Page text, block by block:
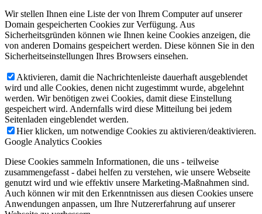
Wir stellen Ihnen eine Liste der von Ihrem Computer auf unserer
Domain gespeicherten Cookies zur Verfügung. Aus
Sicherheitsgründen können wie Ihnen keine Cookies anzeigen, die
von anderen Domains gespeichert werden. Diese können Sie in den
Sicherheitseinstellungen Ihres Browsers einsehen.
Aktivieren, damit die Nachrichtenleiste dauerhaft ausgeblendet
wird und alle Cookies, denen nicht zugestimmt wurde, abgelehnt
werden. Wir benötigen zwei Cookies, damit diese Einstellung
gespeichert wird. Andernfalls wird diese Mitteilung bei jedem
Seitenladen eingeblendet werden.
Hier klicken, um notwendige Cookies zu aktivieren/deaktivieren.
Google Analytics Cookies
Diese Cookies sammeln Informationen, die uns - teilweise
zusammengefasst - dabei helfen zu verstehen, wie unsere Webseite
genutzt wird und wie effektiv unsere Marketing-Maßnahmen sind.
Auch können wir mit den Erkenntnissen aus diesen Cookies unsere
Anwendungen anpassen, um Ihre Nutzererfahrung auf unserer